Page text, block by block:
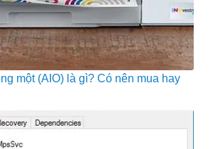
một (AIO) là gì? Có nên mua hay